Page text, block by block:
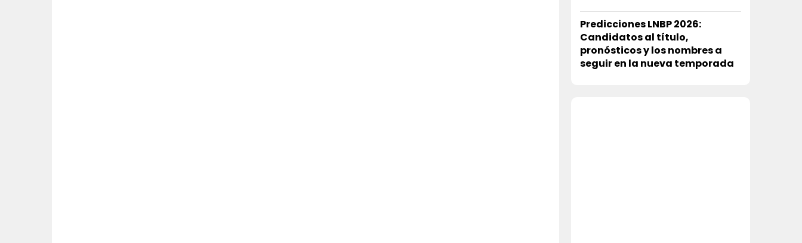
Predicciones LNBP 2026:
Candidatos al título,
pronósticos y los nombres a
seguir en la nueva temporada